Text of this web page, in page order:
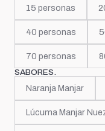
15 personas
40 personas
70 personas
SABORES.
Naranja Manjar
Lúcuma Manjar